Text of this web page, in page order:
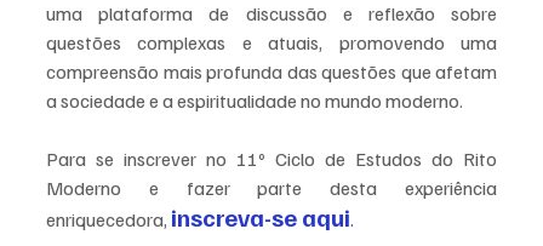
uma plataforma de discussão e reflexão sobre
questões complexas e atuais, promovendo uma
compreensão mais profunda das questões que afetam
a sociedade e a espiritualidade no mundo moderno.
Para se inscrever no 11º Ciclo de Estudos do Rito
Moderno e fazer parte desta experiência
enriquecedora, inscreva-se aqui.